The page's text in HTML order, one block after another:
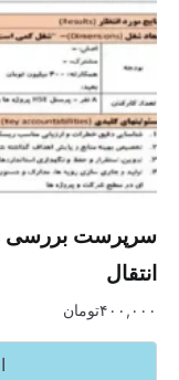
سرپرست بررسی
انتقال
۴۰۰,۰۰۰تومان